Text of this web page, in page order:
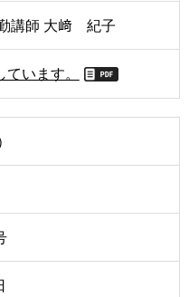
講師 大﨑 紀子
います。